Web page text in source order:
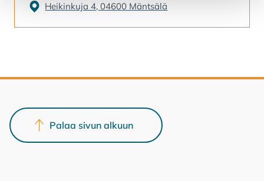
Heikinkuja 4, 04600 Mäntsälä
Palaa sivun alkuun